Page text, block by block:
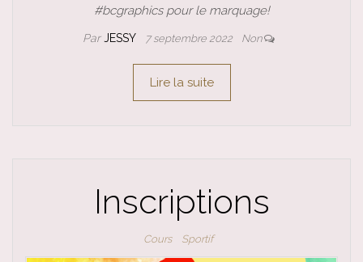
#bcgraphics pour le marquage!
ParJESSY 7 septembre 2022 Non
Lire la suite
Inscriptions
Cours Sportif